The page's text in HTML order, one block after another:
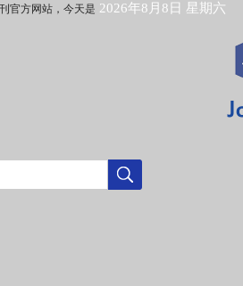
官方网站，今天是 2026年8月8日 星期六